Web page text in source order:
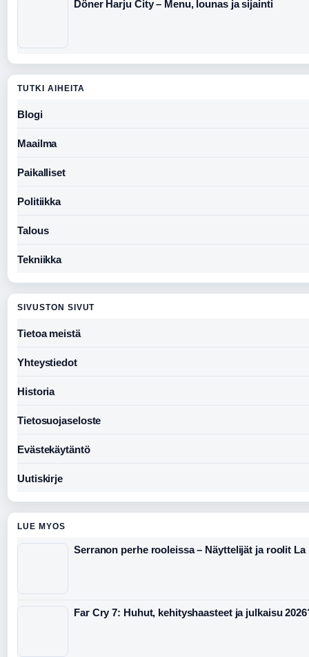
Döner Harju City – Menu, lounas ja sijainti
TUTKI AIHEITA
Blogi
Maailma
Paikalliset
Politiikka
Talous
Tekniikka
SIVUSTON SIVUT
Tietoa meistä
Yhteystiedot
Historia
Tietosuojaseloste
Evästekäytäntö
Uutiskirje
LUE MYOS
Serranon perhe rooleissa – Näyttelijät ja roolit La
Far Cry 7: Huhut, kehityshaasteet ja julkaisu